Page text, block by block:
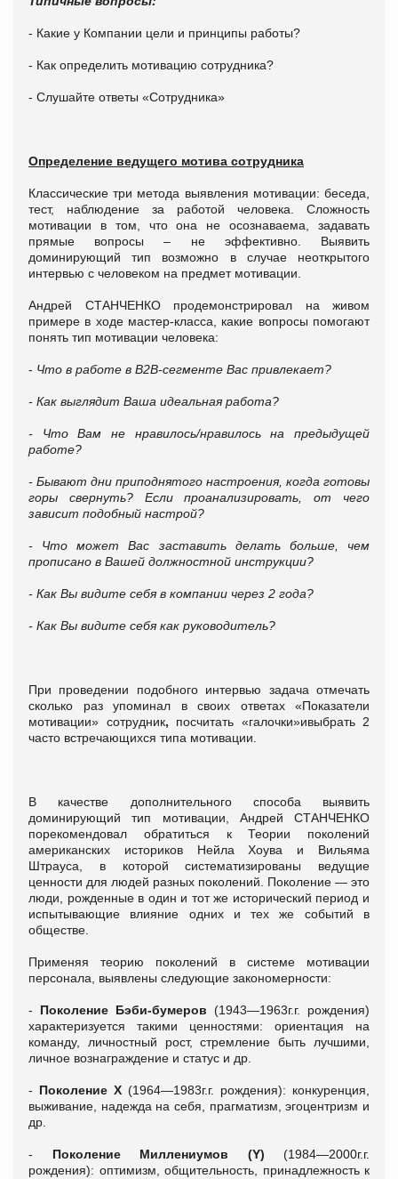
- Какие у Компании цели и принципы работы?
- Как определить мотивацию сотрудника?
- Слушайте ответы «Сотрудника»
Определение ведущего мотива сотрудника
Классические три метода выявления мотивации: беседа,
тест, наблюдение за работой человека. Сложность
мотивации в том, что она не осознаваема, задавать
прямые вопросы – не эффективно. Выявить
доминирующий тип возможно в случае неоткрытого
интервью с человеком на предмет мотивации.
Андрей СТАНЧЕНКО продемонстрировал на живом
примере в ходе мастер-класса, какие вопросы помогают
понять тип мотивации человека:
- Что в работе в B2B-сегменте Вас привлекает?
- Как выглядит Ваша идеальная работа?
- Что Вам не нравилось/нравилось на предыдущей
работе?
- Бывают дни приподнятого настроения, когда готовы
горы свернуть? Если проанализировать, от чего
зависит подобный настрой?
- Что может Вас заставить делать больше, чем
прописано в Вашей должностной инструкции?
- Как Вы видите себя в компании через 2 года?
- Как Вы видите себя как руководитель?
При проведении подобного интервью задача отмечать
сколько раз упоминал в своих ответах «Показатели
мотивации» сотрудник, посчитать «галочки»ивыбрать 2
часто встречающихся типа мотивации.
В качестве дополнительного способа выявить
доминирующий тип мотивации, Андрей СТАНЧЕНКО
порекомендовал обратиться к Теории поколений
американских историков Нейла Хоува и Вильяма
Штрауса, в которой систематизированы ведущие
ценности для людей разных поколений. Поколение — это
люди, рожденные в один и тот же исторический период и
испытывающие влияние одних и тех же событий в
обществе.
Применяя теорию поколений в системе мотивации
персонала, выявлены следующие закономерности:
- Поколение Бэби-бумеров (1943—1963г.г. рождения)
характеризуется такими ценностями: ориентация на
команду, личностный рост, стремление быть лучшими,
личное вознаграждение и статус и др.
- Поколение X (1964—1983г.г. рождения): конкуренция,
выживание, надежда на себя, прагматизм, эгоцентризм и
др.
- Поколение Миллениумов (Y) (1984—2000г.г.
рождения): оптимизм, общительность, принадлежность к